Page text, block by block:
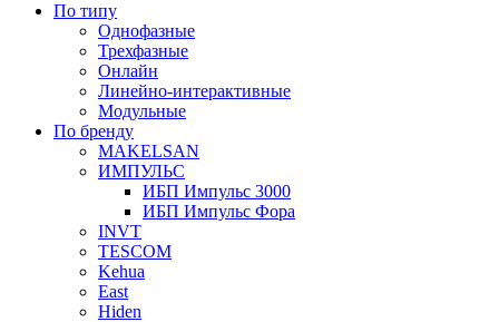
По типу
Однофазные
Трехфазные
Онлайн
Линейно-интерактивные
Модульные
По бренду
MAKELSAN
ИМПУЛЬС
ИБП Импульс 3000
ИБП Импульс Фора
INVT
TESCOM
Kehua
East
Hiden